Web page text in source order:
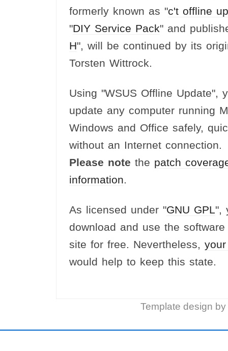
formerly known as "c't offline
"DIY Service Pack" and
H", will be continued by its
Torsten Wittrock.
Using "WSUS Offline Update",
update any computer running
Windows and Office safely,
without an Internet connection.
Please note the patch
information.
As licensed under "GNU GPL",
download and use the
site for free. Nevertheless,
would help to keep this state.
Template design